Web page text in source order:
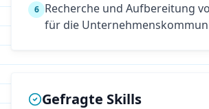
6 Recherche und Aufbereitung
für die
Gefragte Skills